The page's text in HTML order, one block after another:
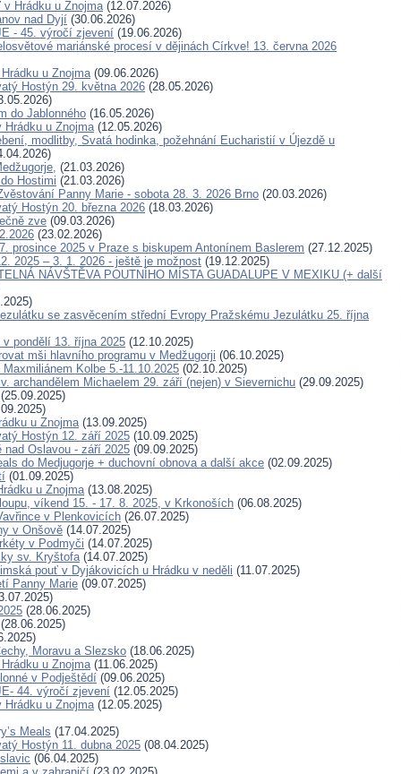
Hrádku u Znojma(12.07.2026)
nad Dyjí (30.06.2026)
- 45. výročí zjevení (19.06.2026)
mariánské procesí v dějinách Církve! 13. června 2026
u Znojma(09.06.2026)
Hostýn 29. května 2026 (28.05.2026)
do Jablonného (16.05.2026)
u Znojma(12.05.2026)
modlitby, Svatá hodinka, požehnání Eucharistií v Újezdě u
(21.03.2026)
Hostimi (21.03.2026)
Panny Marie - sobota 28. 3. 2026 Brno (20.03.2026)
Hostýn 20. března 2026 (18.03.2026)
zve (09.03.2026)
(23.02.2026)
prosince 2025 v Praze s biskupem Antonínem Baslerem (27.12.2025)
2025 – 3. 1. 2026 - ještě je možnost (19.12.2025)
NÁVŠTĚVA POUTNÍHO MÍSTA GUADALUPE V MEXIKU (+ další
se zasvěcením střední Evropy Pražskému Jezulátku 25. října
pondělí 13. října 2025 (12.10.2025)
mši hlavního programu v Medžugorji (06.10.2025)
Kolbe 5.-11.10.2025 (02.10.2025)
archandělem Michaelem 29. září (nejen) v Sievernichu (29.09.2025)
(25.09.2025)
u Znojma(13.09.2025)
Hostýn 12. září 2025 (10.09.2025)
nad Oslavou - září 2025 (09.09.2025)
do Medjugorje + duchovní obnova a další akce (02.09.2025)
(01.09.2025)
u Znojma(13.08.2025)
víkend 15. - 17. 8. 2025, v Krkonoších (06.08.2025)
v Plenkovicích (26.07.2025)
v Onšově (14.07.2025)
v Podmyči (14.07.2025)
sv. Kryštofa(14.07.2025)
pouť v Dyjákovicích u Hrádku v neděli (11.07.2025)
Panny Marie (09.07.2025)
(28.06.2025)
(28.06.2025)
Moravu a Slezsko (18.06.2025)
u Znojma(11.06.2025)
v Podještědí (09.06.2025)
44. výročí zjevení (12.05.2025)
u Znojma(12.05.2025)
Meals (17.04.2025)
Hostýn 11. dubna 2025 (08.04.2025)
(06.04.2025)